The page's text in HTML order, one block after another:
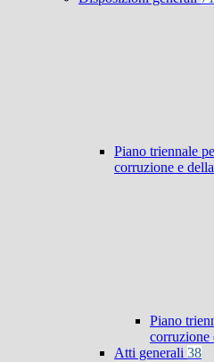
Piano triennale
corruzione e
Piano
corruzione
Atti generali 38